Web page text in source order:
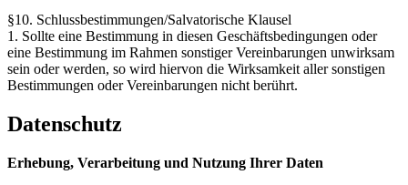
§10. Schlussbestimmungen/Salvatorische Klausel
1. Sollte eine Bestimmung in diesen Geschäftsbedingungen oder
eine Bestimmung im Rahmen sonstiger Vereinbarungen unwirksam
sein oder werden, so wird hiervon die Wirksamkeit aller sonstigen
Bestimmungen oder Vereinbarungen nicht berührt.
Datenschutz
Erhebung, Verarbeitung und Nutzung Ihrer Daten